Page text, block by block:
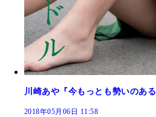
川崎あや『今もっとも勢いのある
2018年05月06日 11:58